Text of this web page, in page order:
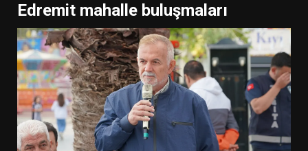
Edremit mahalle buluşmaları